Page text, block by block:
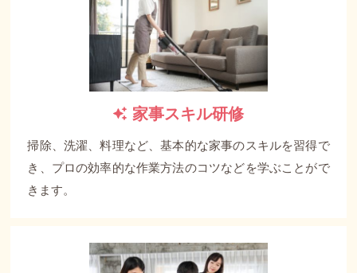
家事スキル研修
掃除、洗濯、料理など、基本的な家事のスキルを習得で
き、プロの効率的な作業方法のコツなどを学ぶことがで
きます。